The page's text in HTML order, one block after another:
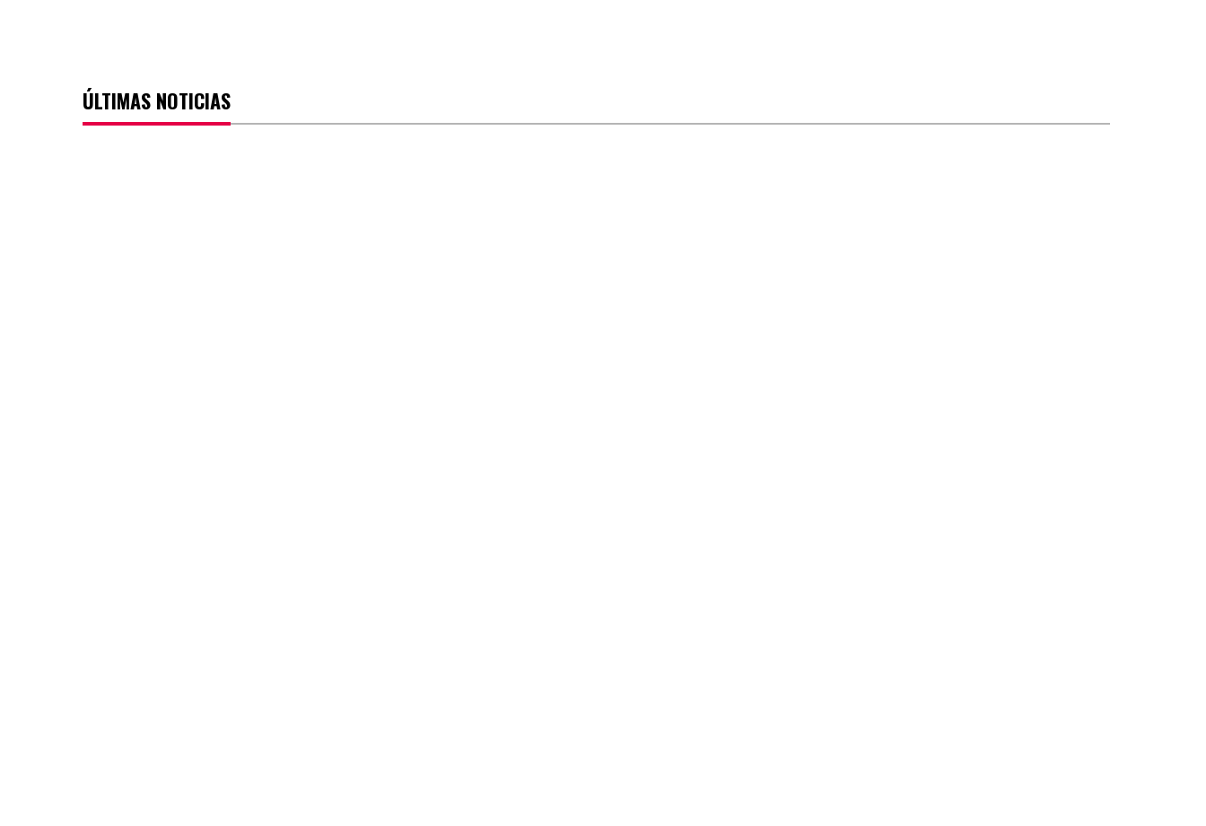
ÚLTIMAS NOTICIAS